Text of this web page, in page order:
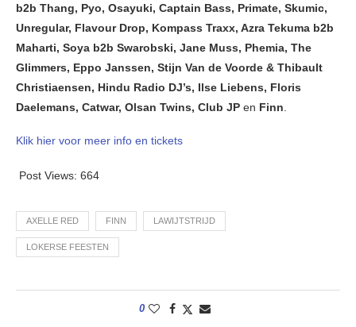
b2b Thang, Pyo, Osayuki, Captain Bass, Primate, Skumic,
Unregular, Flavour Drop, Kompass Traxx, Azra Tekuma b2b
Maharti, Soya b2b Swarobski, Jane Muss, Phemia, The
Glimmers, Eppo Janssen, Stijn Van de Voorde & Thibault
Christiaensen, Hindu Radio DJ’s, Ilse Liebens, Floris
Daelemans, Catwar, Olsan Twins, Club JP en Finn
Klik hier voor meer info en tickets
Post Views: 664
AXELLE RED FINN LAWIJTSTRIJD
LOKERSE FEESTEN
0